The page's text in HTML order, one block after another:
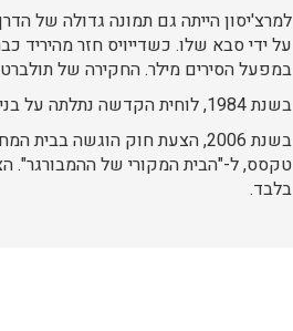
על ידי סבא שלו. כשדייויס חזר מהיריד
במפעל הסירים מילר. החקירה של תולברט
בשנת 1984, לוחית הקדשה נתלתה על בניין ג'ינג'ר מרצ'יסון, בערך איפה שהיה בית הקפה של פלץ' דייויס.
טקסס, ל-"הבית המקורי של ההמבורגר".
בלבד.